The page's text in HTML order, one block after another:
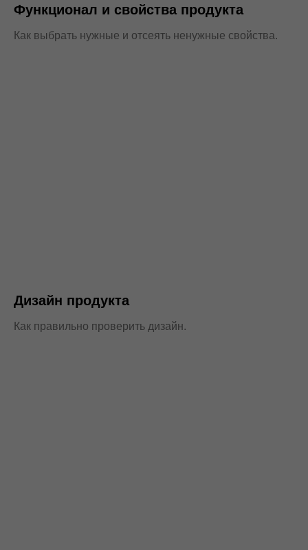
Функционал и свойства продукта
Как выбрать нужные и отсеять ненужные свойства.
Дизайн продукта
Как правильно проверить дизайн.